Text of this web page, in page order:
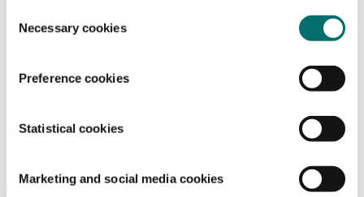
Necessary cookies
Preference cookies
Statistical cookies
Marketing and social media cookies
Programma
Tickets
Veelgestelde Vragen
TICKETS HORECAVA
Over Horecava